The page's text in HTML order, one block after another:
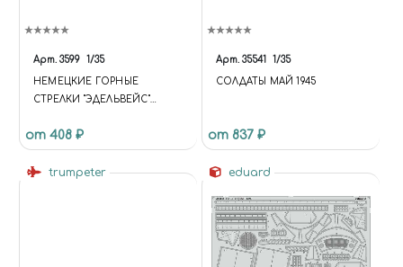
Арт. 3599 1/35
НЕМЕЦКИЕ ГОРНЫЕ
СТРЕЛКИ "ЭДЕЛЬВЕЙС"
от 408 ₽
Арт. 35541 1/35
СОЛДАТЫ МАЙ 1945
от 837 ₽
trumpeter eduard